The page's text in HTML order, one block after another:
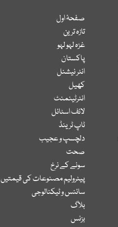
صفحۂ اول
تازہ ترین
غزہ لہو لہو
پاکستان
انٹر نیشنل
کھیل
انٹرٹینمنٹ
لائف اسٹائل
ٹاپ ٹرینڈ
دلچسپ و عجیب
صحت
سونے کے نرخ
پیٹرولیم مصنوعات کی قیمتیں
سائنس و ٹیکنالوجی
بلاگ
بزنس